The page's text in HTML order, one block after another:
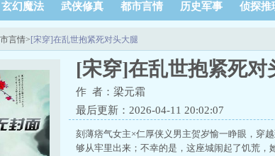
玄幻魔法 武侠修真 都市言情 历史军事 侦探推
言情> [宋穿]在乱世抱紧死对头大腿
[宋穿]在乱世抱紧死对
作 者：梁元霜
最后更新：2026-04-11 20:02:07
刻薄痞气女主×仁厚侠义男主贺岁愉一睁眼，穿
够从牢里出来；不幸的是，这座城闹起了饥荒